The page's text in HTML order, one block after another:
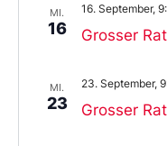
MI.
16 Grosser Rat
16. September,
MI.
23 Grosser
23. September,